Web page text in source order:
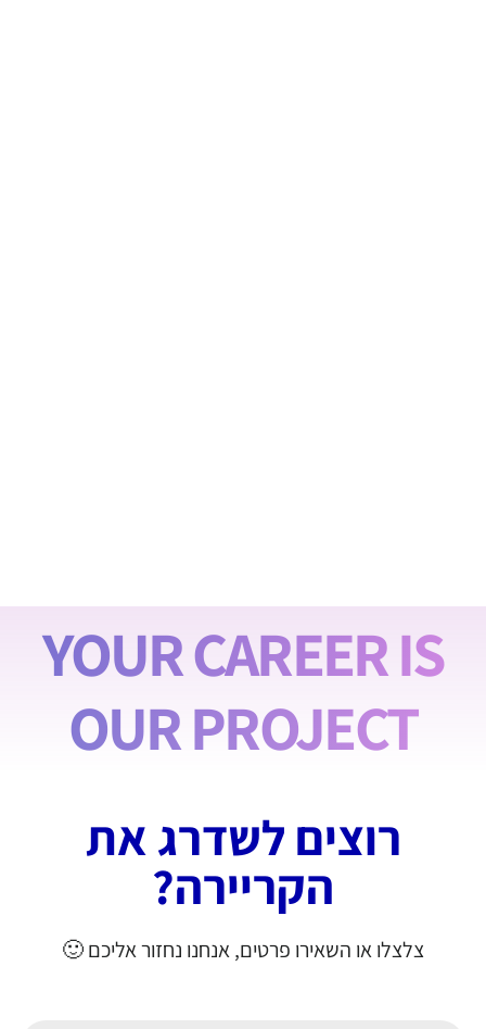
YOUR CAREER IS
OUR PROJECT
רוצים לשדרג את
הקריירה?
צלצלו או השאירו פרטים, אנחנו נחזור אליכם 🙂